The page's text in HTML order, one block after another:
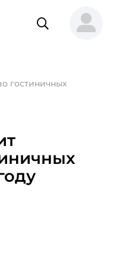
гостиничных